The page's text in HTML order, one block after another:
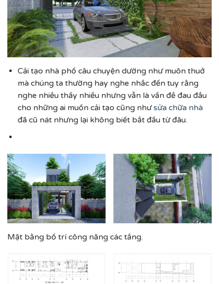
Cải tạo nhà phố câu chuyện dường như muôn thuở
mà chúng ta thường hay nghe nhắc đến tuy rằng
nghe nhiều thấy nhiều nhưng vẫn là vấn đề đau đầu
cho những ai muốn cải tạo cũng nhưsửa chữa nhà
đã cũ nát nhưng lại không biết bắt đầu từ đâu.
Mặt bằng bố trí công năng các tầng.